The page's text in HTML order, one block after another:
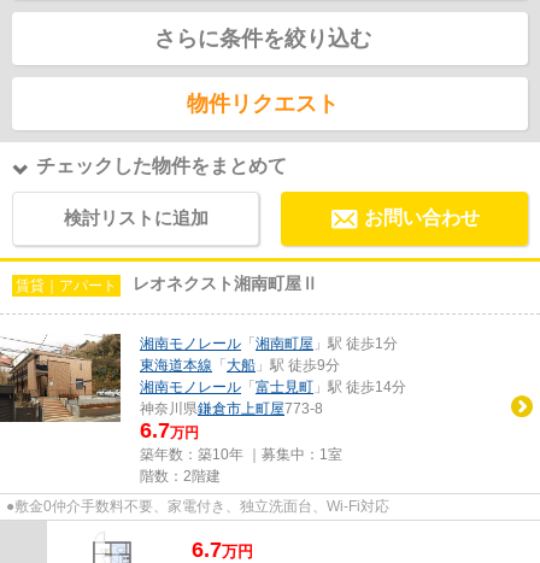
さらに条件を絞り込む
物件リクエスト
チェックした物件をまとめて
検討リストに追加 お問い合わせ
賃貸｜アパート レオネクスト湘南町屋Ⅱ
湘南モノレール 「 湘南町屋 」駅 徒歩1分
東海道本線 「 大船 」駅 徒歩9分
湘南モノレール 「 富士見町 」駅 徒歩14分
神奈川県鎌倉市上町屋773-8
6.7万円
築年数：築10年 ｜募集中： 1室
階数：2階建
●敷金0仲介手数料不要、家電付き、独立洗面台、Wi-Fi対応
6.7万円